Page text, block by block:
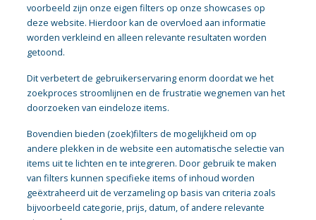
voorbeeld zijn onze eigen filters op onze showcases op
deze website. Hierdoor kan de overvloed aan informatie
worden verkleind en alleen relevante resultaten worden
getoond.
Dit verbetert de gebruikerservaring enorm doordat we het
zoekproces stroomlijnen en de frustratie wegnemen van het
doorzoeken van eindeloze items.
Bovendien bieden (zoek)filters de mogelijkheid om op
andere plekken in de website een automatische selectie van
items uit te lichten en te integreren. Door gebruik te maken
van filters kunnen specifieke items of inhoud worden
geëxtraheerd uit de verzameling op basis van criteria zoals
bijvoorbeeld categorie, prijs, datum, of andere relevante